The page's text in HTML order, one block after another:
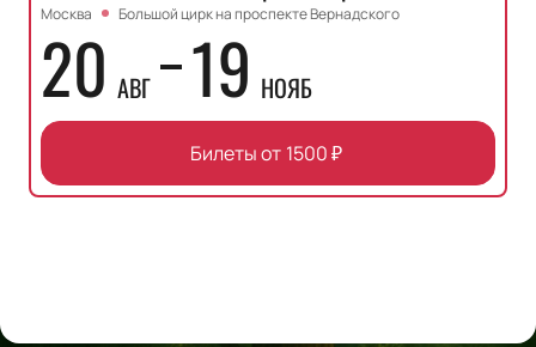
Москва Большой цирк на проспекте Вернадского
20 АВГ 19 НОЯБ
Билеты от 1500₽